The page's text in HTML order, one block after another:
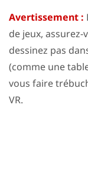
Avertissement :
de jeux, assurez-
dessinez pas
(comme une
vous faire
VR.